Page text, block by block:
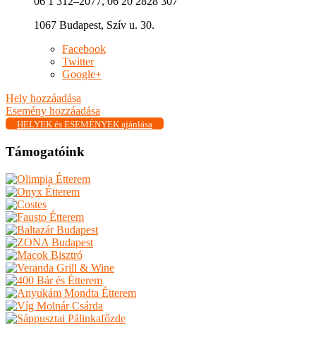
1067 Budapest, Szív u. 30.
Facebook
Twitter
Google+
Hely hozzáadása
Esemény hozzáadása
HELYEK és ESEMÉNYEK ajánlása
Támogatóink